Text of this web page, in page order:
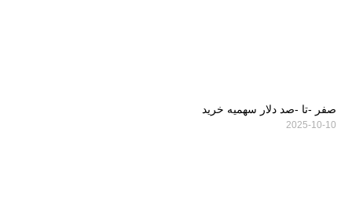
صفر -تا -صد دلار سهمیه خرید
2025-10-10